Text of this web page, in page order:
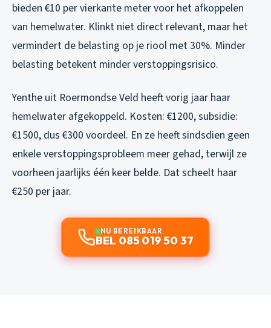
bieden €10 per vierkante meter voor het afkoppelen
van hemelwater. Klinkt niet direct relevant, maar het
vermindert de belasting op je riool met 30%. Minder
belasting betekent minder verstoppingsrisico.
Yenthe uit Roermondse Veld heeft vorig jaar haar
hemelwater afgekoppeld. Kosten: €1200, subsidie:
€1500, dus €300 voordeel. En ze heeft sindsdien geen
enkele verstoppingsprobleem meer gehad, terwijl ze
voorheen jaarlijks één keer belde. Dat scheelt haar
€250 per jaar.
NU BEREIKBAAR
BEL 085 019 50 37